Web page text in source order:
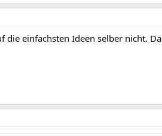
einfachsten Ideen selber nicht.